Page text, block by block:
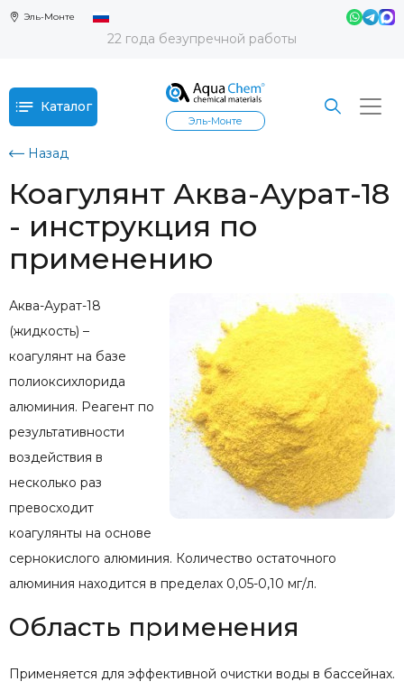
Эль-Монте
22 года безупречной работы
Каталог
Эль-Монте
Назад
Коагулянт Аква-Аурат-18
- инструкция по
применению
Аква-Аурат-18
(жидкость) –
коагулянт на базе
полиоксихлорида
алюминия. Реагент по
результативности
воздействия в
несколько раз
превосходит
коагулянты на основе
сернокислого алюминия. Количество остаточного
алюминия находится в пределах 0,05-0,10 мг/л.
Область применения
Применяется для эффективной очистки воды в бассейнах.